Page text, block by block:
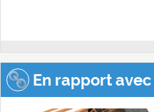
En rapport